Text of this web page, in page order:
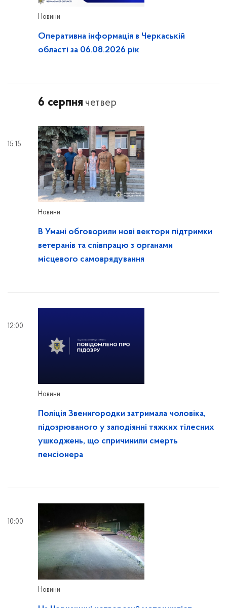
Новини
Оперативна інформація в Черкаській
області за 06.08.2026 рік
6 серпня четвер
Новини
В Умані обговорили нові вектори підтримки
ветеранів та співпрацю з органами
місцевого самоврядування
15:15
Новини
Поліція Звенигородки затримала чоловіка,
підозрюваного у заподіянні тяжких тілесних
ушкоджень, що спричинили смерть
пенсіонера
12:00
Новини
10:00